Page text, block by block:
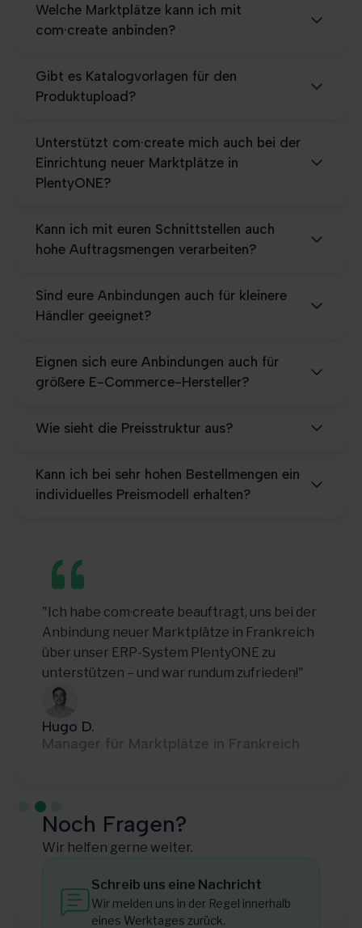
Welche Marktplätze kann ich mit
com·create anbinden?
Gibt es Katalogvorlagen für den
Produktupload?
Unterstützt com·create mich auch bei der
Einrichtung neuer Marktplätze in
PlentyONE?
Kann ich mit euren Schnittstellen auch
hohe Auftragsmengen verarbeiten?
Sind eure Anbindungen auch für kleinere
Händler geeignet?
Eignen sich eure Anbindungen auch für
größere E-Commerce-Hersteller?
Wie sieht die Preisstruktur aus?
Kann ich bei sehr hohen Bestellmengen ein
individuelles Preismodell erhalten?
"Mit com·create haben wir einen
zuverlässigen Partner für die schnelle und
reibungslose Anbindung neuer Marktplätze"
Thomas E.
Noch Fragen?
Wir helfen gerne weiter.
Schreib uns eine Nachricht
Wir melden uns in der Regel innerhalb
eines Werktages zurück.